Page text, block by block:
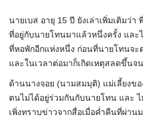
นายเบส อายุ 15 ปี ยังเล่าเพิ่มเติมว่
ที่อยู่กับนายโทนมาแล้วหนึ่งครั้ง และ
ที่หอพักอีกแห่งหนึ่ง ก่อนที่นายโทนจะ
และในเวลาต่อมาก็เกิดเหตุสลดขึ้นจ
ด้านนางจอย (นามสมมุติ) แม่เลี้ยงข
ตนไม่ได้อยู่ร่วมกันกับนายโทน และ
เพิ่งทราบข่าวจากสื่อเมื่อค่ำคืนที่ผ่าน